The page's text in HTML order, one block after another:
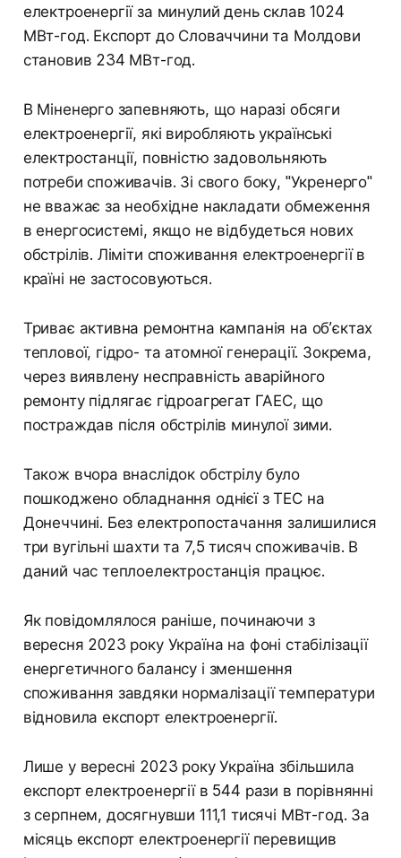
електроенергії за минулий день склав 1024
МВт-год. Експорт до Словаччини та Молдови
становив 234 МВт-год.
В Міненерго запевняють, що наразі обсяги
електроенергії, які виробляють українські
електростанції, повністю задовольняють
потреби споживачів. Зі свого боку, "Укренерго"
не вважає за необхідне накладати обмеження
в енергосистемі, якщо не відбудеться нових
обстрілів. Ліміти споживання електроенергії в
країні не застосовуються.
Триває активна ремонтна кампанія на об’єктах
теплової, гідро- та атомної генерації. Зокрема,
через виявлену несправність аварійного
ремонту підлягає гідроагрегат ГАЕС, що
постраждав після обстрілів минулої зими.
Також вчора внаслідок обстрілу було
пошкоджено обладнання однієї з ТЕС на
Донеччині. Без електропостачання залишилися
три вугільні шахти та 7,5 тисяч споживачів. В
даний час теплоелектростанція працює.
Як повідомлялося раніше, починаючи з
вересня 2023 року Україна на фоні стабілізації
енергетичного балансу і зменшення
споживання завдяки нормалізації температури
відновила експорт електроенергії.
Лише у вересні 2023 року Україна збільшила
експорт електроенергії в 544 рази в порівнянні
з серпнем, досягнувши 111,1 тисячі МВт-год. За
місяць експорт електроенергії перевищив